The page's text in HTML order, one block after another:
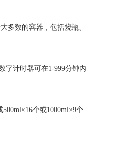
多数的容器，包括烧瓶、
字计时器可在1-999分钟内
个或1000ml×9个